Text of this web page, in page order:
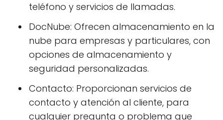
teléfono y servicios de llamadas.
DocNube: Ofrecen almacenamiento en la
nube para empresas y particulares, con
opciones de almacenamiento y
seguridad personalizadas.
Contacto: Proporcionan servicios de
contacto y atención al cliente, para
cualquier pregunta o problema que